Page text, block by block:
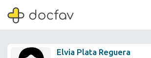
Elvia Plata Reguera